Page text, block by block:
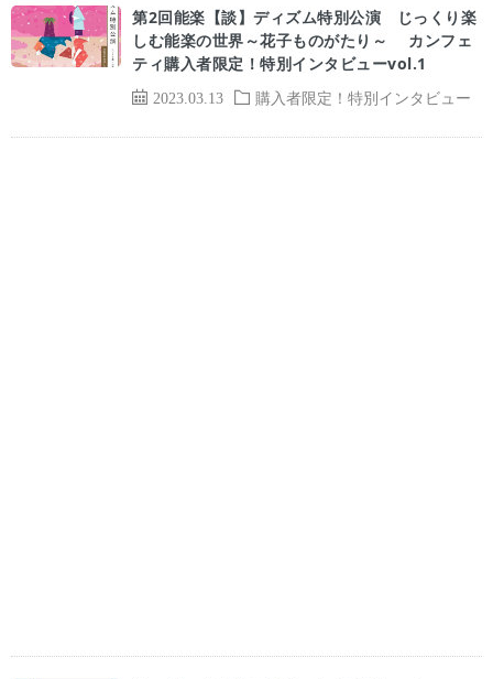
2023.03.13 購入者限定！特別インタビュー
第2回能楽【談】ディズム特別公演 じっくり楽
しむ能楽の世界～花子ものがたり～ カンフェ
ティ購入者限定！特別インタビューvol.1